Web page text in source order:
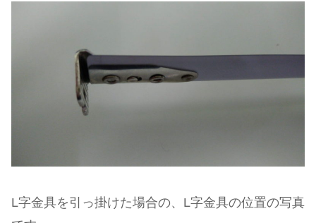
L字金具を引っ掛けた場合の、L字金具の位置の写真